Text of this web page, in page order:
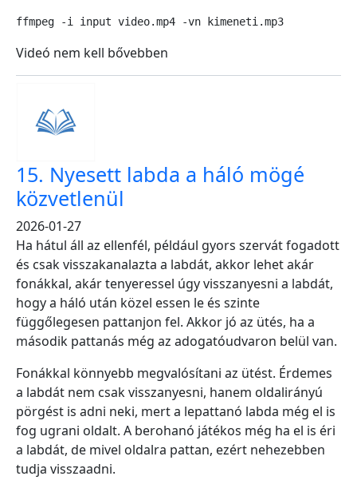
ffmpeg -i input video.mp4 -vn kimeneti.mp3
Videó nem kell bővebben
15. Nyesett labda a háló mögé
közvetlenül
2026-01-27
Ha hátul áll az ellenfél, például gyors szervát fogadott
és csak visszakanalazta a labdát, akkor lehet akár
fonákkal, akár tenyeressel úgy visszanyesni a labdát,
hogy a háló után közel essen le és szinte
függőlegesen pattanjon fel. Akkor jó az ütés, ha a
második pattanás még az adogatóudvaron belül van.
Fonákkal könnyebb megvalósítani az ütést. Érdemes
a labdát nem csak visszanyesni, hanem oldalirányú
pörgést is adni neki, mert a lepattanó labda még el is
fog ugrani oldalt. A berohanó játékos még ha el is éri
a labdát, de mivel oldalra pattan, ezért nehezebben
tudja visszaadni.